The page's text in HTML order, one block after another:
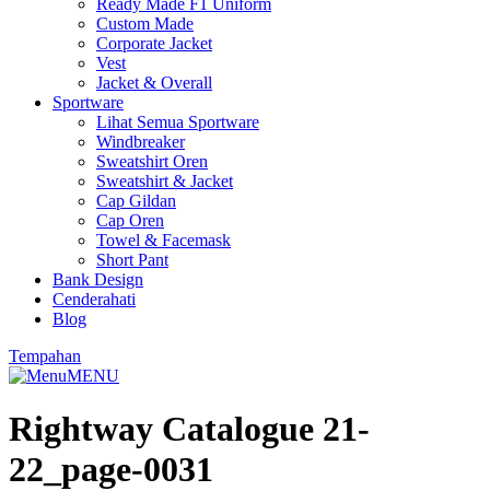
Custom Made
Corporate Jacket
Vest
Jacket & Overall
Sportware
Lihat Semua Sportware
Windbreaker
Sweatshirt Oren
Sweatshirt & Jacket
Cap Gildan
Cap Oren
Towel & Facemask
Short Pant
Bank Design
Cenderahati
Blog
Tempahan
MENU
Rightway Catalogue 21-
22_page-0031